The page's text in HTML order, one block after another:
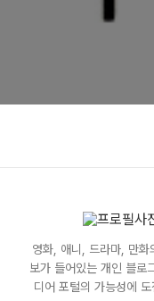
영화, 애니, 드라마, 만화
보가 들어있는 개인 블로
디어 포털의 가능성에